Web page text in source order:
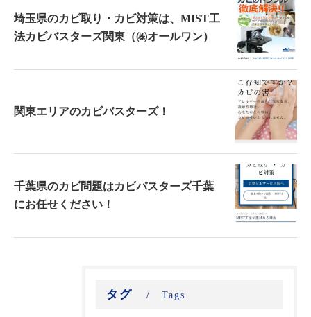
埼玉県のカビ取り・カビ対策は、MIST工
法カビバスターズ関東（㈱オールワン）
関東エリアのカビバスターズ！
千葉県のカビ問題はカビバスターズ千葉
にお任せください！
タグ Tags